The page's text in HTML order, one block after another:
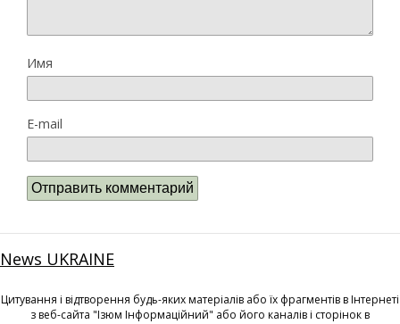
Имя
E-mail
News UKRAINE
Цитування і відтворення будь-яких матеріалів або їх фрагментів в Інтернеті
з веб-сайта "Ізюм Інформаційний" або його каналів і сторінок в